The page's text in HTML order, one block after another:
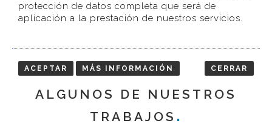
ALGUNOS
ALGUNOS DE NUESTROS
TRABAJOS
protección de datos completa que será de
aplicación a la prestación de nuestros servicios.
ACEPTAR MÁS INFORMACIÓN CERRAR